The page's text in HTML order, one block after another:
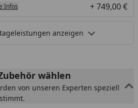
Infos + 749,00 €
anzeigen
wählen
von unseren Experten speziell